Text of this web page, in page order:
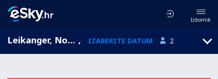
Izbornik
Leikanger, Norveška , IZABERITE DATUM 2